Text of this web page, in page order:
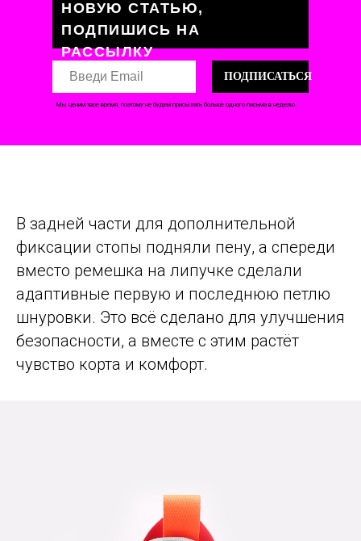
ПОДПИСАТЬСЯ
Мы ценим твое время, поэтому не будем присылать больше одного письма в неделю.
НОВУЮ СТАТЬЮ,
ПОДПИШИСЬ НА
РАССЫЛКУ
В задней части для дополнительной
фиксации стопы подняли пену, а спереди
вместо ремешка на липучке сделали
адаптивные первую и последнюю петлю
шнуровки. Это всё сделано для улучшения
безопасности, а вместе с этим растёт
чувство корта и комфорт.